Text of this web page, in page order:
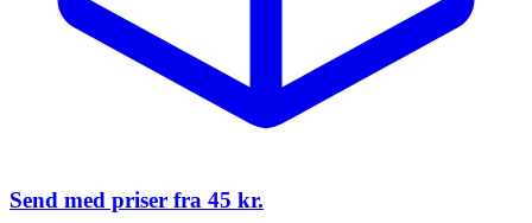
Send med priser fra 45 kr.